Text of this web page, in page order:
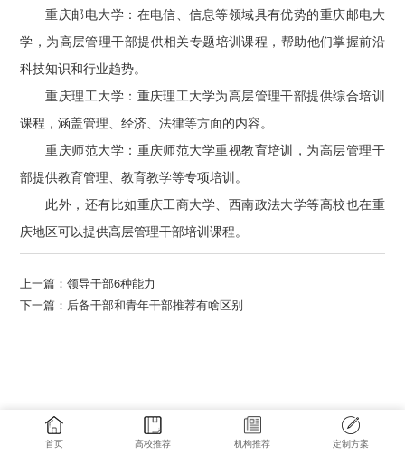
重庆邮电大学：在电信、信息等领域具有优势的重庆邮电大
学，为高层管理干部提供相关专题培训课程，帮助他们掌握前沿
科技知识和行业趋势。
重庆理工大学：重庆理工大学为高层管理干部提供综合培训
课程，涵盖管理、经济、法律等方面的内容。
重庆师范大学：重庆师范大学重视教育培训，为高层管理干
部提供教育管理、教育教学等专项培训。
此外，还有比如重庆工商大学、西南政法大学等高校也在重
庆地区可以提供高层管理干部培训课程。
上一篇：领导干部6种能力
下一篇： 后备干部和青年干部推荐有啥区别
首页 高校推荐 机构推荐 定制方案